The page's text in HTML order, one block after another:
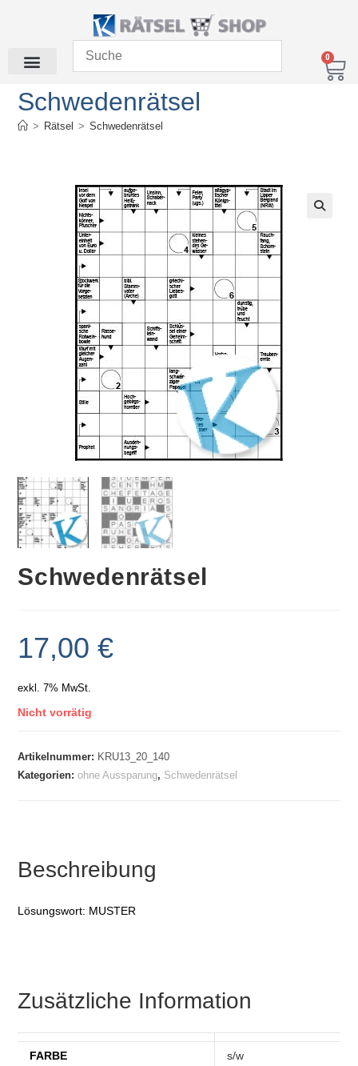
0
Schwedenrätsel
> Rätsel > Schwedenrätsel
Schwedenrätsel
17,00€
exkl. 7% MwSt.
Nicht vorrätig
Artikelnummer: KRU13_20_140
Kategorien:ohne Aussparung, Schwedenrätsel
Beschreibung
Lösungswort: MUSTER
Zusätzliche Information
FARBE s/w